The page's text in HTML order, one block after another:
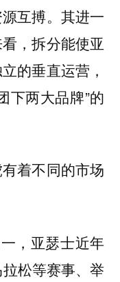
互搏。其进一
，拆分能使亚
的垂直运营，
下两大品牌”的
着不同的市场
，亚瑟士近年
松等赛事、举